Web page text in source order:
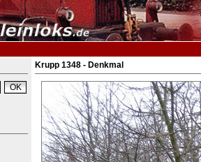
Krupp 1348 - Denkmal